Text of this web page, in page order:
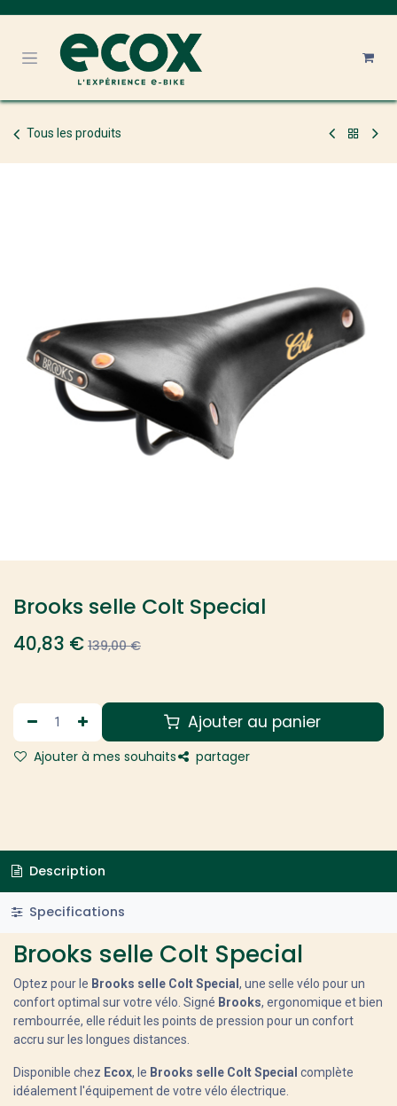
Tous les produits
Brooks selle Colt Special
40,83 € 139,00€
Ajouter au panier
Ajouter à mes souhaits partager
Description
Specifications
Brooks selle Colt Special
Optez pour le Brooks selle Colt Special , une selle vélo pour un
confort optimal sur votre vélo. Signé Brooks, ergonomique et bien
rembourrée, elle réduit les points de pression pour un confort
accru sur les longues distances.
Disponible chez Ecox, le Brooks selle Colt Special complète
idéalement l'équipement de votre vélo électrique.